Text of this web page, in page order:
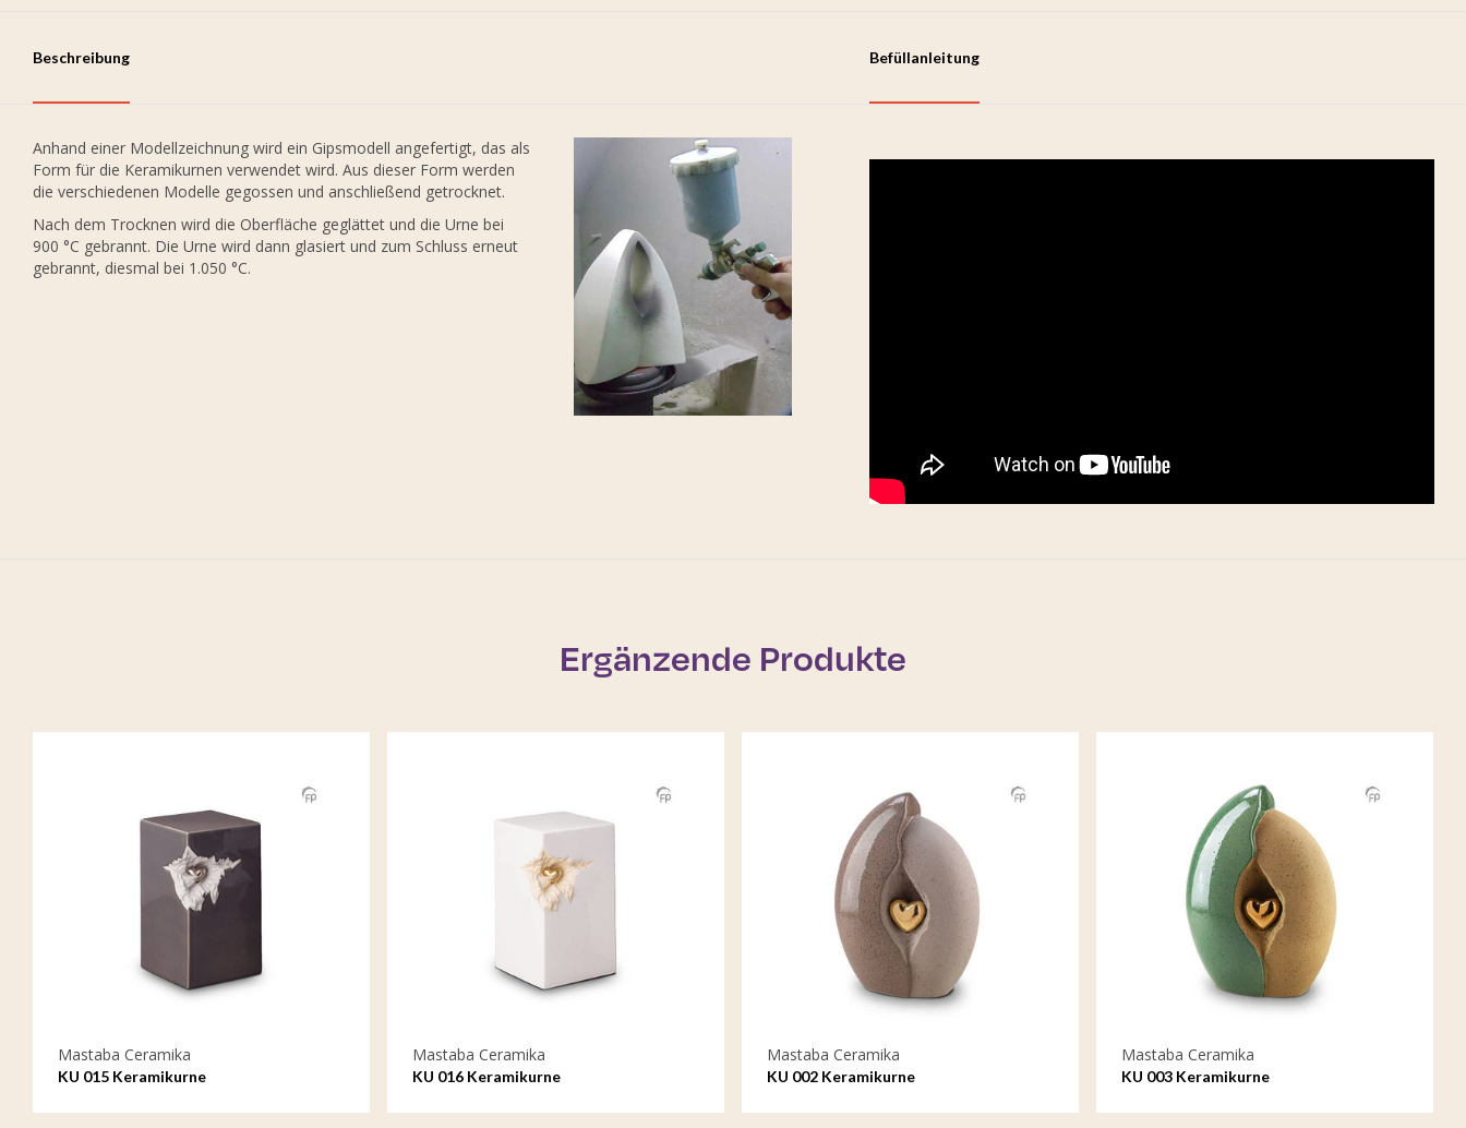
Beschreibung Befüllanleitung
Anhand einer Modellzeichnung wird ein Gipsmodell angefertigt, das als
Form für die Keramikurnen verwendet wird. Aus dieser Form werden
die verschiedenen Modelle gegossen und anschließend getrocknet.
Nach dem Trocknen wird die Oberfläche geglättet und die Urne bei
900 °C gebrannt. Die Urne wird dann glasiert und zum Schluss erneut
gebrannt, diesmal bei 1.050 °C.
Ergänzende Produkte
Mastaba Ceramika
KU 015 Keramikurne
Mastaba Ceramika
KU 016 Keramikurne
Mastaba Ceramika
KU 002 Keramikurne
Mastaba Ceramika
KU 003 Keramikurne